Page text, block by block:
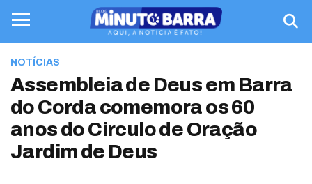
NOTÍCIAS
Assembleia de Deus em Barra
do Corda comemora os 60
anos do Circulo de Oração
Jardim de Deus